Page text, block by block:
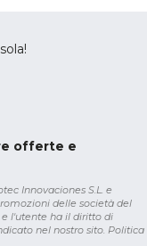
offerte e
Innovaciones S.L. e
delle società del
l'utente ha il diritto di
nel nostro sito. Politica